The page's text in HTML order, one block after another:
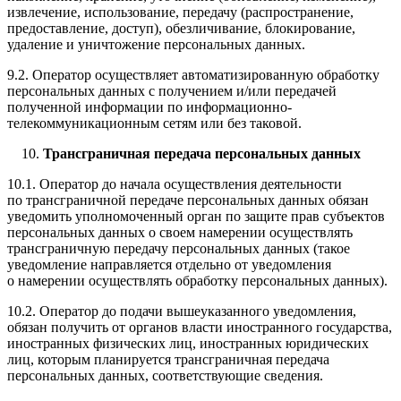
извлечение, использование, передачу (распространение,
предоставление, доступ), обезличивание, блокирование,
удаление и уничтожение персональных данных.
9.2. Оператор осуществляет автоматизированную обработку
персональных данных с получением и/или передачей
полученной информации по информационно-
телекоммуникационным сетям или без таковой.
Трансграничная передача персональных данных
10.1. Оператор до начала осуществления деятельности
по трансграничной передаче персональных данных обязан
уведомить уполномоченный орган по защите прав субъектов
персональных данных о своем намерении осуществлять
трансграничную передачу персональных данных (такое
уведомление направляется отдельно от уведомления
о намерении осуществлять обработку персональных данных).
10.2. Оператор до подачи вышеуказанного уведомления,
обязан получить от органов власти иностранного государства,
иностранных физических лиц, иностранных юридических
лиц, которым планируется трансграничная передача
персональных данных, соответствующие сведения.